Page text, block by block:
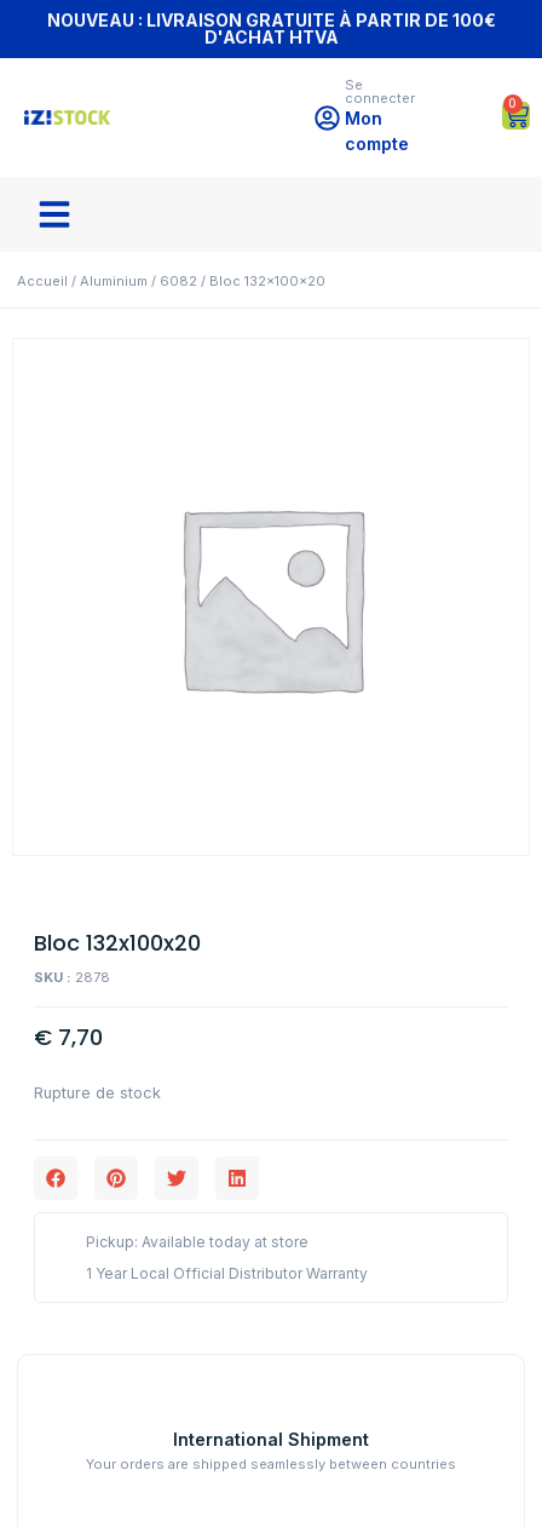
NOUVEAU : LIVRAISON GRATUITE À PARTIR DE 100€
D'ACHAT HTVA
Se
connecter
Mon
compte
0
Accueil / Aluminium / 6082 / Bloc 132x100x20
Bloc 132x100x20
SKU : 2878
€ 7,70
Rupture de stock
Pickup: Available today at store
1 Year Local Official Distributor Warranty
International Shipment
Your orders are shipped seamlessly between countries